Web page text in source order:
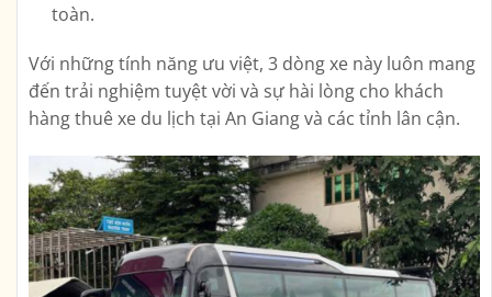
toàn.
Với những tính năng ưu việt, 3 dòng xe này luôn mang
đến trải nghiệm tuyệt vời và sự hài lòng cho khách
hàng thuê xe du lịch tại An Giang và các tỉnh lân cận.